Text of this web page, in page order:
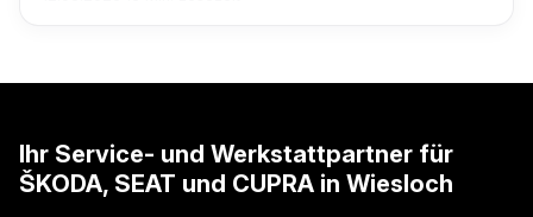
Ihr Service- und Werkstattpartner für
ŠKODA, SEAT und CUPRA in Wiesloch